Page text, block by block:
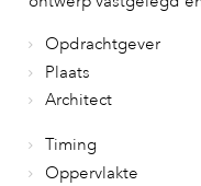
Opdrachtgever
Plaats
Architect
Timing
Oppervlakte